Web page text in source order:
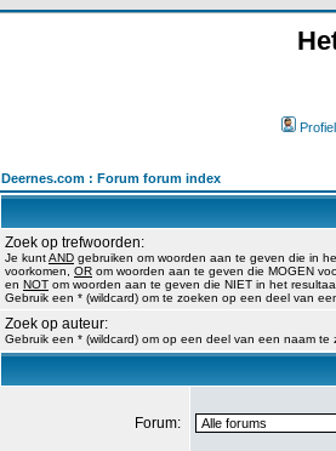
Profiel
Deernes.com : Forum forum index
Zoek op trefwoorden:
Je kuntAND gebruiken om woorden aan te geven die in
voorkomen, OR om woorden aan te geven die MOGEN
en NOT om woorden aan te geven die NIET in het
Gebruik een * (wildcard) om te zoeken op een deel van
Zoek op auteur:
Gebruik een * (wildcard) om op een deel van een naam te
Forum: